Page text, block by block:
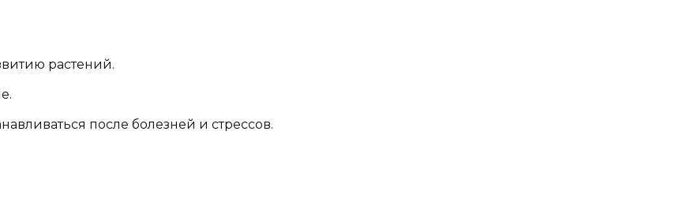
растений.
после болезней и стрессов.